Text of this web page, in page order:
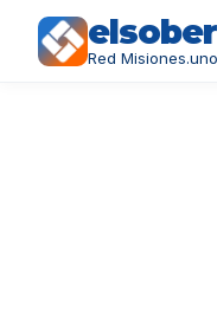
Red Misiones.uno